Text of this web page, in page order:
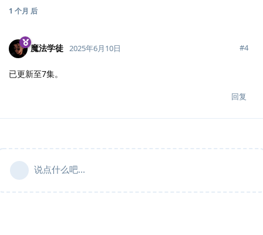
1 个月 后
魔法学徒 2025年6月10日 #4
已更新至7集。
回复
说点什么吧...